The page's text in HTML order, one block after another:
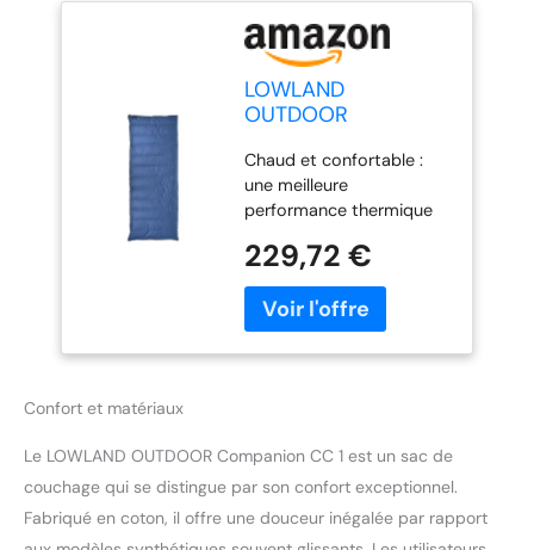
LOWLAND
OUTDOOR
de Couchage en
Duvet Bleu 200 x 80
cm
Chaud et confortable :
une meilleure
performance thermique
duvet de canard sont
répartis uniformément
dans des chambres de
chaleur séparées. Les
matériaux de haute
confortable. Compact et
léger : le sac de couchage
léger pour adulte ne pèse
que 1725 g et est donc
229,72 €
Confort et matériaux
Le LOWLAND OUTDOOR Companion CC 1 est un sac de
couchage qui se distingue par son confort exceptionnel.
Fabriqué en coton, il offre une douceur inégalée par rapport